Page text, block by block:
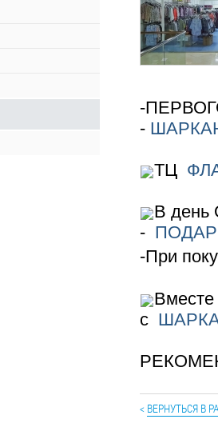
-
-
ТЦ
В
-
-При
Вместе
с
< ВЕРНУТЬСЯ В